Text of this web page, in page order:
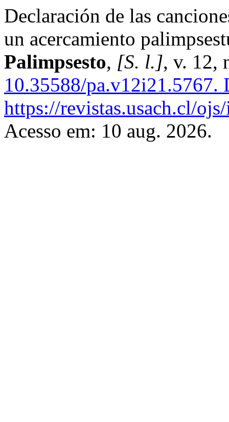
Declaración de las
un acercamiento
Palimpsesto, [S. l.], v. 12,
10.35588/pa.v12i21.5767.
https://revistas.usach.cl/
Acesso em: 10 aug. 2026.